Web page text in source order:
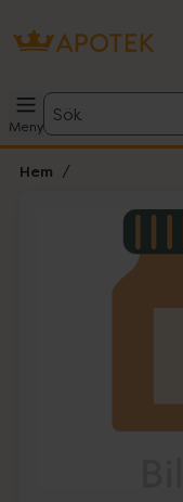
Meny
Sök
Hem
Lista: .